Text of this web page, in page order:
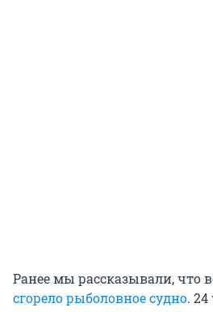
Ранее мы рассказывали, что
сгорело рыболовное судно.